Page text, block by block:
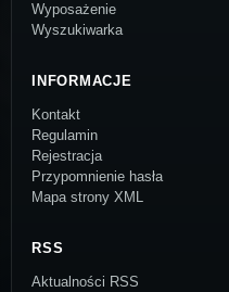
Wyposażenie
Wyszukiwarka
INFORMACJE
Kontakt
Regulamin
Rejestracja
Przypomnienie hasła
Mapa strony XML
RSS
Aktualności RSS